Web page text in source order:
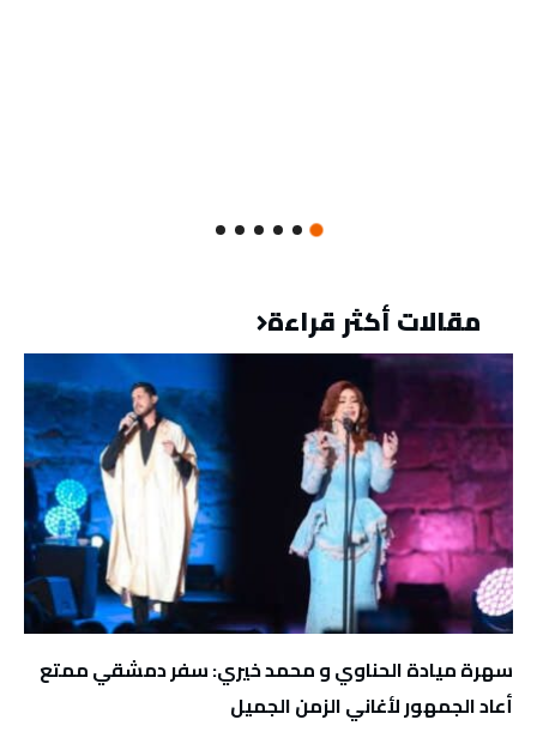
مقالات أكثر قراءة
سهرة ميادة الحناوي و محمد خيري: سفر دمشقي ممتع
أعاد الجمهور لأغاني الزمن الجميل